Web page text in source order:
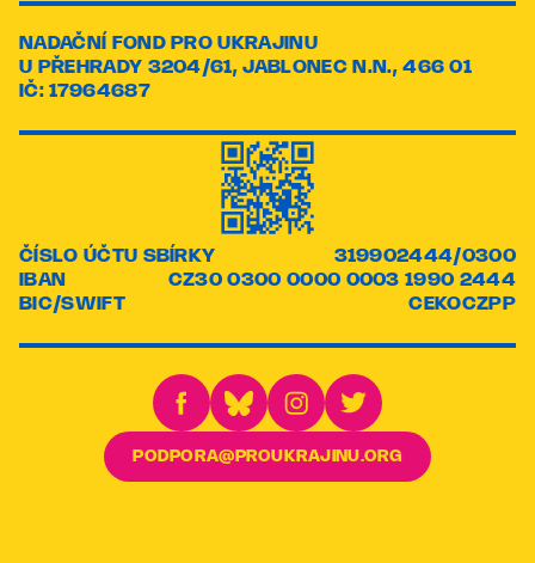
NADAČNÍ FOND PRO UKRAJINU
U PŘEHRADY 3204/61, JABLONEC N.N., 466 01
IČ: 17964687
ČÍSLO ÚČTU SBÍRKY
319902444/0300
IBAN
CZ30 0300 0000 0003 1990 2444
BIC/SWIFT
CEKOCZPP
PODPORA@PROUKRAJINU.ORG